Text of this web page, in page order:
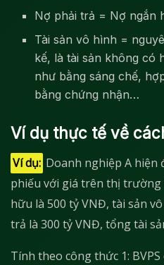
Nợ phải trả = Nợ ngắn
Tài sản vô hình =
kế, là tài sản không có
như bằng sáng chế,
bằng chứng nhận…
Ví dụ thực tế về
Ví dụ: Doanh nghiệp A hiện
phiếu với giá trên thị trường
hữu là 500 tỷ VNĐ, tài sản
trả là 300 tỷ VNĐ, tổng tài
Tính theo công thức 1: